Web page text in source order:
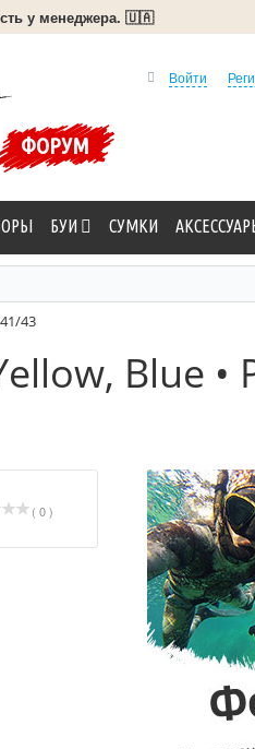
у менеджера. 🇺🇦
ФОРУМ
Войти
БУИ СУМКИ
43
Blue •
( 0 )